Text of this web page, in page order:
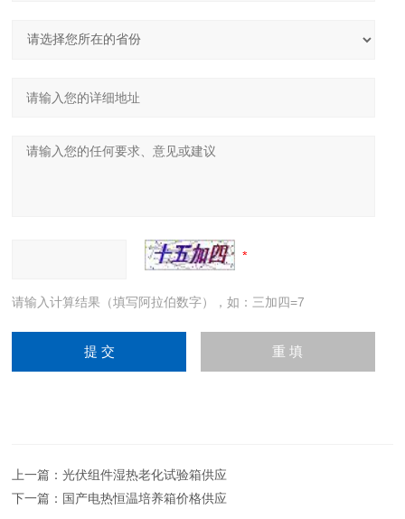
请输入计算结果（填写阿拉伯数字），如：三加四=7
上一篇：光伏组件湿热老化试验箱供应
下一篇： 国产电热恒温培养箱价格供应